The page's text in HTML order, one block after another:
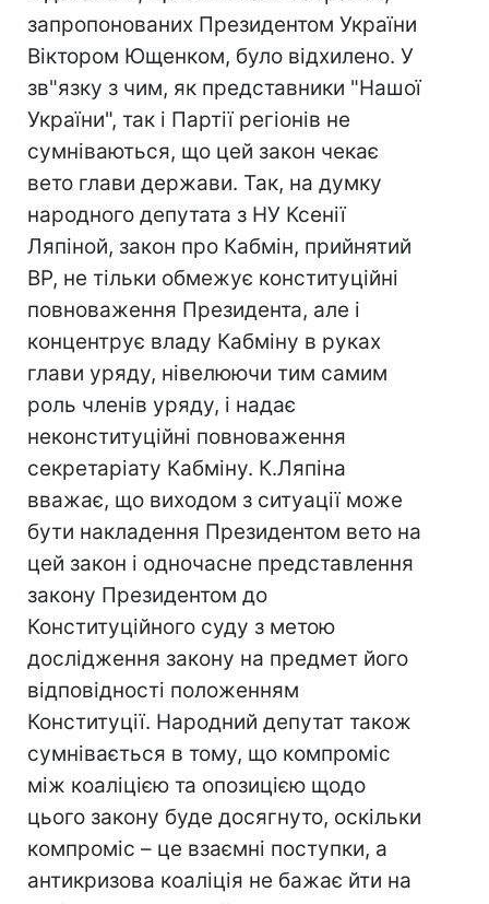
запропонованих Президентом України
Віктором Ющенком, було відхилено. У
зв"язку з чим, як представники "Нашої
України", так і Партії регіонів не
сумніваються, що цей закон чекає
вето глави держави. Так, на думку
народного депутата з НУ Ксенії
Ляпіной, закон про Кабмін, прийнятий
ВР, не тільки обмежує конституційні
повноваження Президента, але і
концентрує владу Кабміну в руках
глави уряду, нівелюючи тим самим
роль членів уряду, і надає
неконституційні повноваження
секретаріату Кабміну. К.Ляпіна
вважає, що виходом з ситуації може
бути накладення Президентом вето на
цей закон і одночасне представлення
закону Президентом до
Конституційного суду з метою
дослідження закону на предмет його
відповідності положенням
Конституції. Народний депутат також
сумнівається в тому, що компроміс
між коаліцією та опозицією щодо
цього закону буде досягнуто, оскільки
компроміс – це взаємні поступки, а
антикризова коаліція не бажає йти на